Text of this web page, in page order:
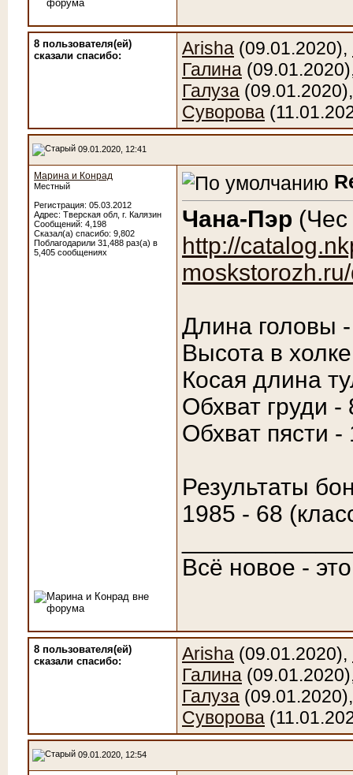
8 пользователя(ей)
сказали cпасибо:
Arisha (09.01.2020),
Галина
Галуза
Суворова
09.01.2020, 12:41
Марина и Конрад
Местный
Регистрация: 05.03.2012
Адрес: Тверская обл, г. Калязин
Сообщений: 4,198
Сказал(а) спасибо: 9,802
Поблагодарили 31,488 раз(а) в
5,405 сообщениях
Чана-Пэр (Чес
http://
Длина головы
Высота в
Косая длина
Обхват груди -
Обхват пясти -
Результаты
1985 - 68
Всё новое -
8 пользователя(ей)
сказали cпасибо:
Arisha (09.01.2020),
Галина
Галуза
Суворова
09.01.2020, 12:54